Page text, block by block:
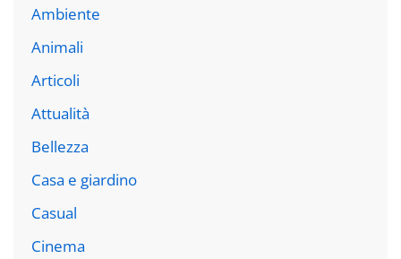
Ambiente
Animali
Articoli
Attualità
Bellezza
Casa e giardino
Casual
Cinema